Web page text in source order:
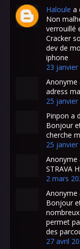
Haloule a
Non
verrouillé
Cracker
dev de
iphone
23 janvier
adress
25 janvier
Pinpon a
Bonjour
cherche
25 janvier
STRAVA
2 mars
Bonjour
permet
des
27 avril